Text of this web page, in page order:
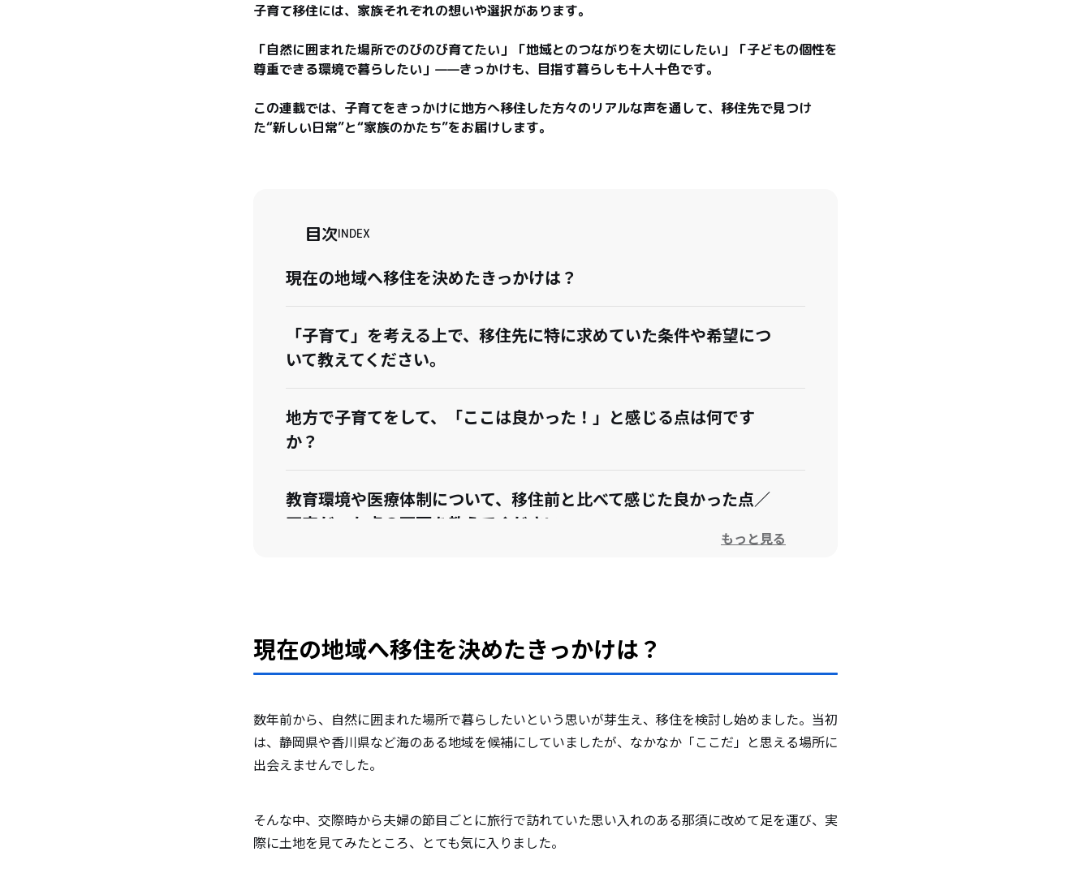
子育て移住には、家族それぞれの想いや選択があります。
「自然に囲まれた場所でのびのび育てたい」「地域とのつながりを大切にしたい」「子どもの個性を
尊重できる環境で暮らしたい」——きっかけも、目指す暮らしも十人十色です。
この連載では、子育てをきっかけに地方へ移住した方々のリアルな声を通して、移住先で見つけ
た“新しい日常”と“家族のかたち”をお届けします。
目次INDEX
現在の地域へ移住を決めたきっかけは？
「子育て」を考える上で、移住先に特に求めていた条件や希望につ
いて教えてください。
地方で子育てをして、「ここは良かった！」と感じる点は何です
か？
教育環境や医療体制について、移住前と比べて感じた良かった点／
不安だった点の両面を教えてください。
移住後、ご家族の暮らし方や時間の使い方はどのように変化しまし
移住前と比べて、人付き合いや地域との関わり方に変化はありまし
たか？ 地方特有の「人付き合いの濃さ」について、率直なご感想を
利用されている子育て支援制度や、実際に使ってみて「ありがたか
もっと見る
現在の地域へ移住を決めたきっかけは？
数年前から、自然に囲まれた場所で暮らしたいという思いが芽生え、移住を検討し始めました。当初
は、静岡県や香川県など海のある地域を候補にしていましたが、なかなか「ここだ」と思える場所に
出会えませんでした。
そんな中、交際時から夫婦の節目ごとに旅行で訪れていた思い入れのある那須に改めて足を運び、実
際に土地を見てみたところ、とても気に入りました。